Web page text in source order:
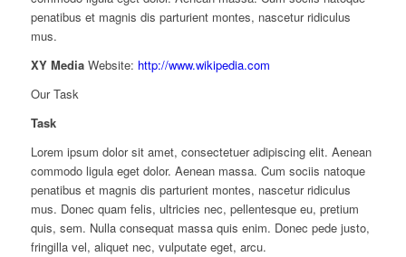
penatibus et magnis dis parturient montes, nascetur ridiculus
mus.
XY MediaWebsite: http://www.wikipedia.com
Our Task
Task
Lorem ipsum dolor sit amet, consectetuer adipiscing elit. Aenean
commodo ligula eget dolor. Aenean massa. Cum sociis natoque
penatibus et magnis dis parturient montes, nascetur ridiculus
mus. Donec quam felis, ultricies nec, pellentesque eu, pretium
quis, sem. Nulla consequat massa quis enim. Donec pede justo,
fringilla vel, aliquet nec, vulputate eget, arcu.